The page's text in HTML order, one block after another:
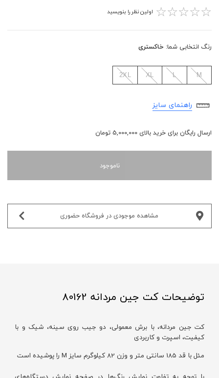
☆
☆
☆
☆
☆ اولین نظر را بنویسید
رنگ انتخابی شما: خاکستری
M
L
XL
2XL
راهنمای سایز
ارسال رایگان برای خرید بالای 5,000,000 تومان
ناموجود
مشاهده موجودی در فروشگاه حضوری‌
توضیحات کت جین مردانه 80162
کت جین مردانه، با برش معمولی، دو جیب روی سینه، شیک و با
کیفیت، اسپرت و کاربردی
مئل با قد 185 سانتی متر و وزن 82 کیلوگرم سایز M را پوشیده است